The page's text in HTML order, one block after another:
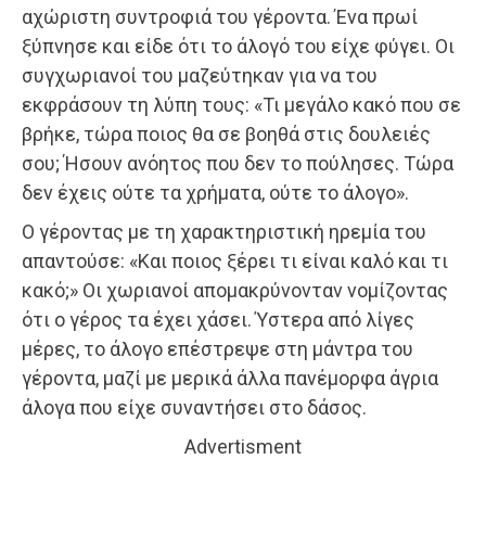
αχώριστη συντροφιά του γέροντα. Ένα πρωί
ξύπνησε και είδε ότι το άλογό του είχε φύγει. Οι
συγχωριανοί του μαζεύτηκαν για να του
εκφράσουν τη λύπη τους: «Τι μεγάλο κακό που σε
βρήκε, τώρα ποιος θα σε βοηθά στις δουλειές
σου; Ήσουν ανόητος που δεν το πούλησες. Τώρα
δεν έχεις ούτε τα χρήματα, ούτε το άλογο».
Ο γέροντας με τη χαρακτηριστική ηρεμία του
απαντούσε: «Και ποιος ξέρει τι είναι καλό και τι
κακό;» Οι χωριανοί απομακρύνονταν νομίζοντας
ότι ο γέρος τα έχει χάσει. Ύστερα από λίγες
μέρες, το άλογο επέστρεψε στη μάντρα του
γέροντα, μαζί με μερικά άλλα πανέμορφα άγρια
άλογα που είχε συναντήσει στο δάσος.
Advertisment